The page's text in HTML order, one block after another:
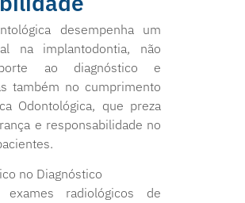
desempenha um
na implantodontia, não
ao diagnóstico e
também no cumprimento
Odontológica, que preza
e responsabilidade no
no Diagnóstico
exames radiológicos de